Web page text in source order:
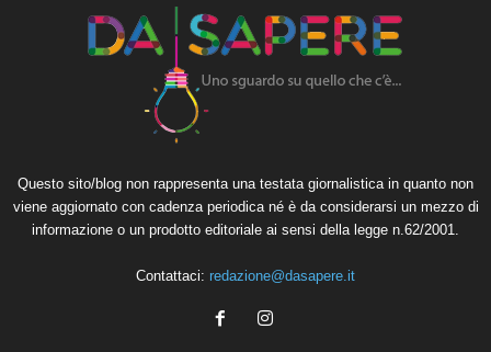
Questo sito/blog non rappresenta una testata giornalistica in quanto non
viene aggiornato con cadenza periodica né è da considerarsi un mezzo di
informazione o un prodotto editoriale ai sensi della legge n.62/2001.
Contattaci: redazione@dasapere.it